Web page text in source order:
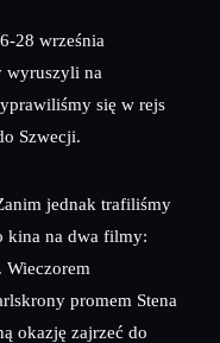
28 września
wyruszyli na
się w rejs
Szwecji.
jednak trafiliśmy
kina na dwa filmy:
Wieczorem
promem Stena
okazję zajrzeć do